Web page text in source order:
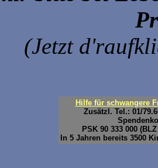
(Jetzt
Hilfe für schwangere
Zusätzl. Tel.: 01/
PSK 90 333 000
In 5 Jahren bereits 3500